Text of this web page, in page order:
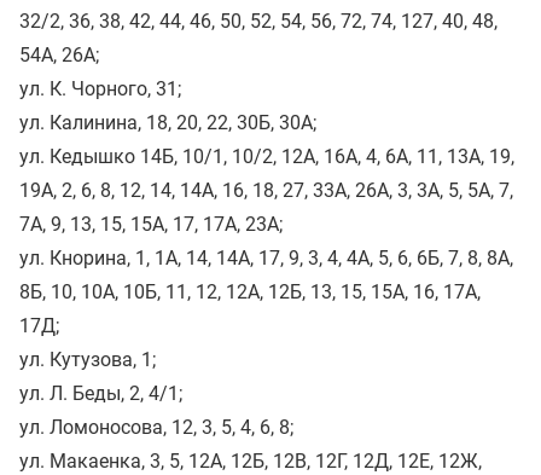
32/2, 36, 38, 42, 44, 46, 50, 52, 54, 56, 72, 74, 127, 40, 48,
54А, 26А;
ул. К. Чорного, 31;
ул. Калинина, 18, 20, 22, 30Б, 30А;
ул. Кедышко 14Б, 10/1, 10/2, 12А, 16А, 4, 6А, 11, 13А, 19,
19А, 2, 6, 8, 12, 14, 14А, 16, 18, 27, 33А, 26А, 3, 3А, 5, 5А, 7,
7А, 9, 13, 15, 15А, 17, 17А, 23А;
ул. Кнорина, 1, 1А, 14, 14А, 17, 9, 3, 4, 4А, 5, 6, 6Б, 7, 8, 8А,
8Б, 10, 10А, 10Б, 11, 12, 12А, 12Б, 13, 15, 15А, 16, 17А,
17Д;
ул. Кутузова, 1;
ул. Л. Беды, 2, 4/1;
ул. Ломоносова, 12, 3, 5, 4, 6, 8;
ул. Макаенка, 3, 5, 12А, 12Б, 12В, 12Г, 12Д, 12Е, 12Ж,